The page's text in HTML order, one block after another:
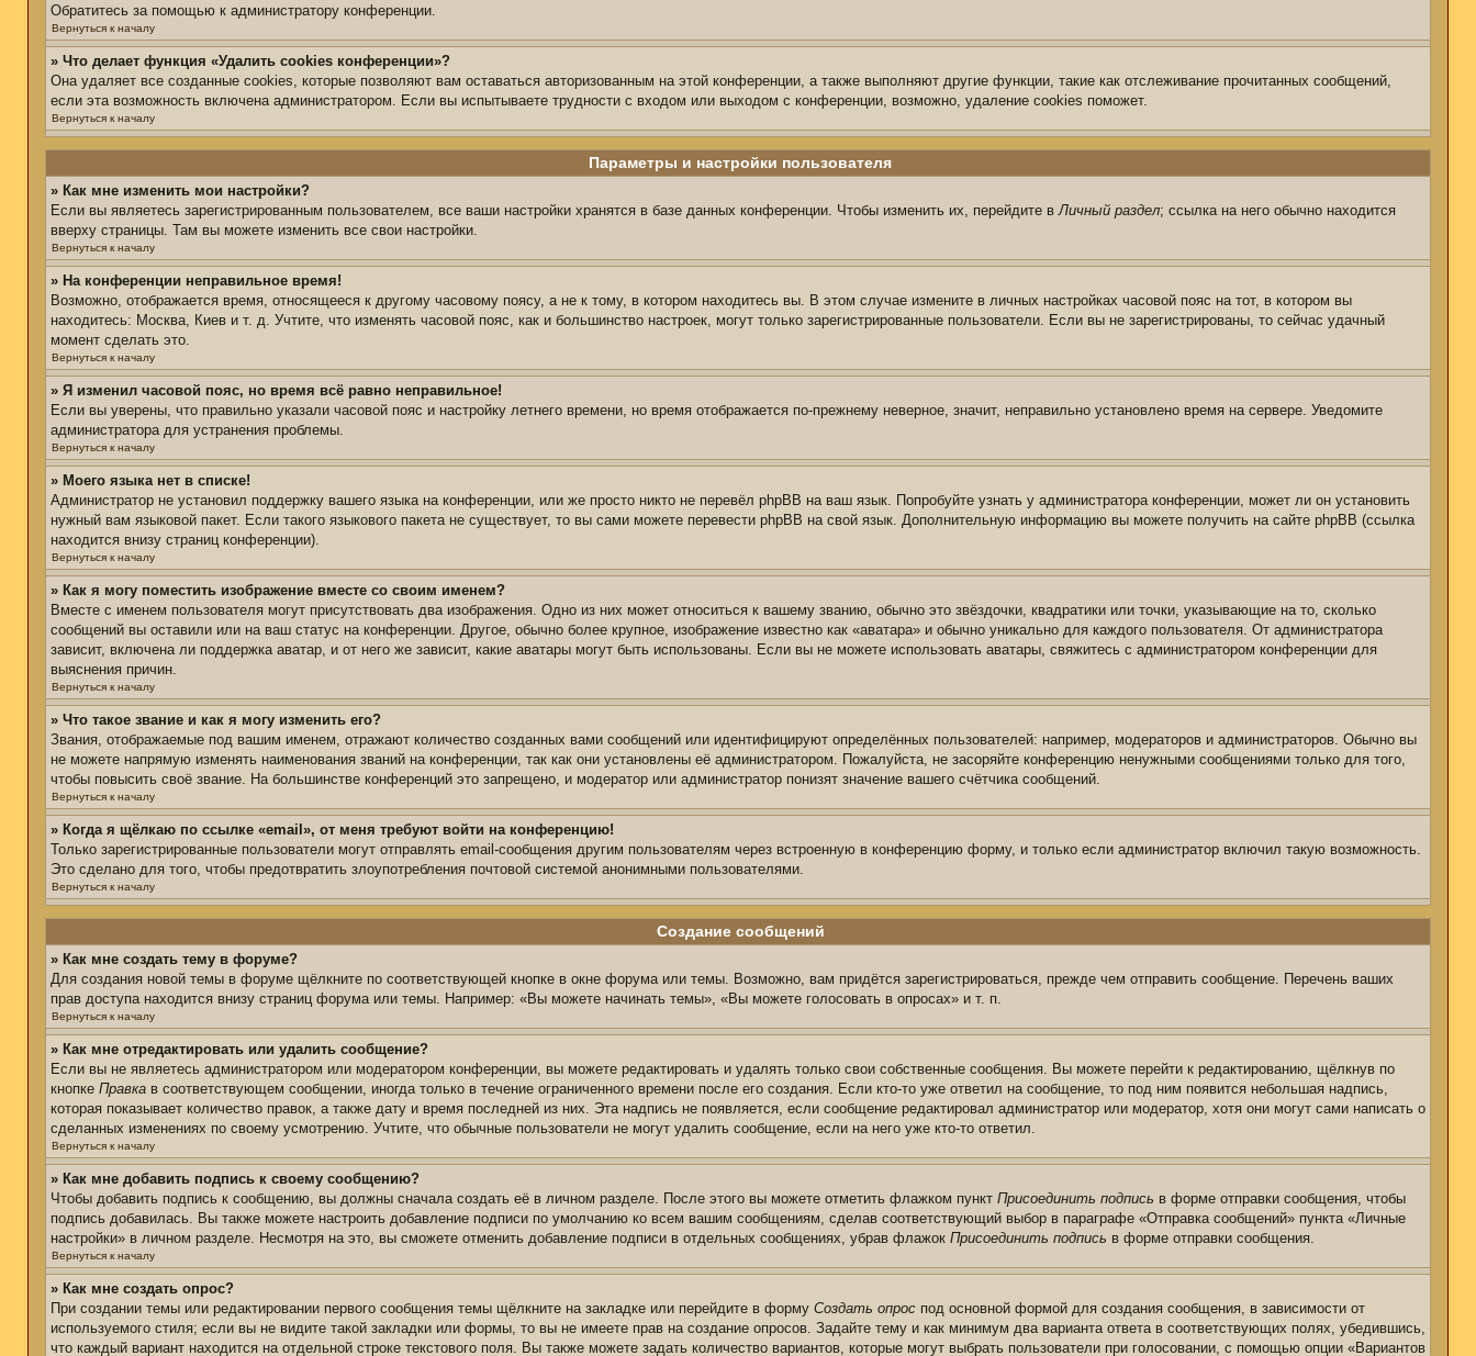
Обратитесь за помощью к администратору конференции.
Вернуться к началу
» Что делает функция «Удалить cookies конференции»?
Она удаляет все созданные cookies, которые позволяют вам оставаться авторизованным на этой конференции, а также выполняют другие функции, такие как отслеживание прочитанных сообщений,
если эта возможность включена администратором. Если вы испытываете трудности с входом или выходом с конференции, возможно, удаление cookies поможет.
Вернуться к началу
Параметры и настройки пользователя
» Как мне изменить мои настройки?
Если вы являетесь зарегистрированным пользователем, все ваши настройки хранятся в базе данных конференции. Чтобы изменить их, перейдите вЛичный раздел; ссылка на него обычно находится
вверху страницы. Там вы можете изменить все свои настройки.
Вернуться к началу
» На конференции неправильное время!
Возможно, отображается время, относящееся к другому часовому поясу, а не к тому, в котором находитесь вы. В этом случае измените в личных настройках часовой пояс на тот, в котором вы
находитесь: Москва, Киев и т. д. Учтите, что изменять часовой пояс, как и большинство настроек, могут только зарегистрированные пользователи. Если вы не зарегистрированы, то сейчас удачный
момент сделать это.
Вернуться к началу
» Я изменил часовой пояс, но время всё равно неправильное!
Если вы уверены, что правильно указали часовой пояс и настройку летнего времени, но время отображается по-прежнему неверное, значит, неправильно установлено время на сервере. Уведомите
администратора для устранения проблемы.
Вернуться к началу
» Моего языка нет в списке!
Администратор не установил поддержку вашего языка на конференции, или же просто никто не перевёл phpBB на ваш язык. Попробуйте узнать у администратора конференции, может ли он установить
нужный вам языковой пакет. Если такого языкового пакета не существует, то вы сами можете перевести phpBB на свой язык. Дополнительную информацию вы можете получить на сайте phpBB (ссылка
находится внизу страниц конференции).
Вернуться к началу
» Как я могу поместить изображение вместе со своим именем?
Вместе с именем пользователя могут присутствовать два изображения. Одно из них может относиться к вашему званию, обычно это звёздочки, квадратики или точки, указывающие на то, сколько
сообщений вы оставили или на ваш статус на конференции. Другое, обычно более крупное, изображение известно как «аватара» и обычно уникально для каждого пользователя. От администратора
зависит, включена ли поддержка аватар, и от него же зависит, какие аватары могут быть использованы. Если вы не можете использовать аватары, свяжитесь с администратором конференции для
выяснения причин.
Вернуться к началу
» Что такое звание и как я могу изменить его?
Звания, отображаемые под вашим именем, отражают количество созданных вами сообщений или идентифицируют определённых пользователей: например, модераторов и администраторов. Обычно вы
не можете напрямую изменять наименования званий на конференции, так как они установлены её администратором. Пожалуйста, не засоряйте конференцию ненужными сообщениями только для того,
чтобы повысить своё звание. На большинстве конференций это запрещено, и модератор или администратор понизят значение вашего счётчика сообщений.
Вернуться к началу
» Когда я щёлкаю по ссылке «email», от меня требуют войти на конференцию!
Только зарегистрированные пользователи могут отправлять email-сообщения другим пользователям через встроенную в конференцию форму, и только если администратор включил такую возможность.
Это сделано для того, чтобы предотвратить злоупотребления почтовой системой анонимными пользователями.
Вернуться к началу
Создание сообщений
» Как мне создать тему в форуме?
Для создания новой темы в форуме щёлкните по соответствующей кнопке в окне форума или темы. Возможно, вам придётся зарегистрироваться, прежде чем отправить сообщение. Перечень ваших
прав доступа находится внизу страниц форума или темы. Например: «Вы можете начинать темы», «Вы можете голосовать в опросах» и т. п.
Вернуться к началу
» Как мне отредактировать или удалить сообщение?
Если вы не являетесь администратором или модератором конференции, вы можете редактировать и удалять только свои собственные сообщения. Вы можете перейти к редактированию, щёлкнув по
кнопке Правка в соответствующем сообщении, иногда только в течение ограниченного времени после его создания. Если кто-то уже ответил на сообщение, то под ним появится небольшая надпись,
которая показывает количество правок, а также дату и время последней из них. Эта надпись не появляется, если сообщение редактировал администратор или модератор, хотя они могут сами написать о
сделанных изменениях по своему усмотрению. Учтите, что обычные пользователи не могут удалить сообщение, если на него уже кто-то ответил.
Вернуться к началу
» Как мне добавить подпись к своему сообщению?
Чтобы добавить подпись к сообщению, вы должны сначала создать её в личном разделе. После этого вы можете отметить флажком пункт Присоединить подпись в форме отправки сообщения, чтобы
подпись добавилась. Вы также можете настроить добавление подписи по умолчанию ко всем вашим сообщениям, сделав соответствующий выбор в параграфе «Отправка сообщений» пункта «Личные
настройки» в личном разделе. Несмотря на это, вы сможете отменить добавление подписи в отдельных сообщениях, убрав флажок Присоединить подпись в форме отправки сообщения.
Вернуться к началу
» Как мне создать опрос?
При создании темы или редактировании первого сообщения темы щёлкните на закладке или перейдите в форму Создать опрос под основной формой для создания сообщения, в зависимости от
используемого стиля; если вы не видите такой закладки или формы, то вы не имеете прав на создание опросов. Задайте тему и как минимум два варианта ответа в соответствующих полях, убедившись,
что каждый вариант находится на отдельной строке текстового поля. Вы также можете задать количество вариантов, которые могут выбрать пользователи при голосовании, с помощью опции «Вариантов